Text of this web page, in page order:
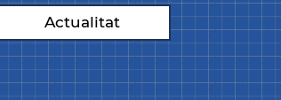
Actualitat